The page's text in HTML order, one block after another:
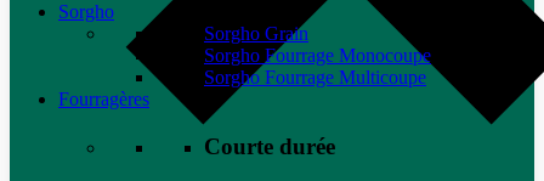
Sorgho
Sorgho Grain
Sorgho Fourrage Monocoupe
Sorgho Fourrage Multicoupe
Fourragères
Courte durée